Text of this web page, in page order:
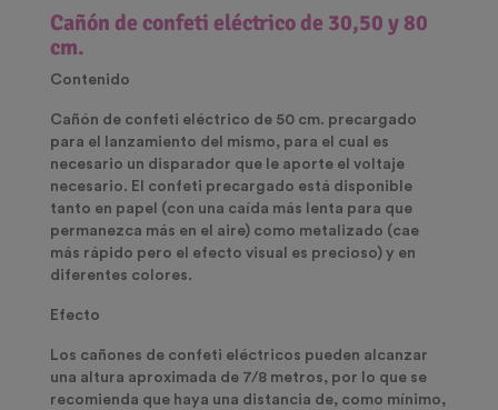
Cañón de confeti eléctrico de 30,50 y 80
cm.
Contenido
Cañón de confeti eléctrico de 50 cm. precargado
para el lanzamiento del mismo, para el cual es
necesario un disparador que le aporte el voltaje
necesario. El confeti precargado está disponible
tanto en papel (con una caída más lenta para que
permanezca más en el aire) como metalizado (cae
más rápido pero el efecto visual es precioso) y en
diferentes colores.
Efecto
Los cañones de confeti eléctricos pueden alcanzar
una altura aproximada de 7/8 metros, por lo que se
recomienda que haya una distancia de, como mínimo,